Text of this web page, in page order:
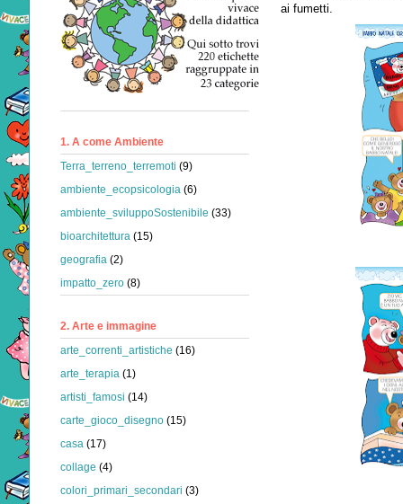
ai fumetti.
1. A come Ambiente
Terra_terreno_terremoti (9)
ambiente_ecopsicologia (6)
ambiente_sviluppoSostenibile (33)
bioarchitettura (15)
geografia (2)
impatto_zero (8)
2. Arte e immagine
arte_correnti_artistiche (16)
arte_terapia (1)
artisti_famosi (14)
carte_gioco_disegno (15)
casa (17)
collage (4)
colori_primari_secondari (3)